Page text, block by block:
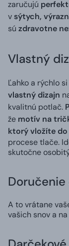
zaručujú
v sýtych,
sú zdravotne
Vlastný
Ľahko a rýchlo
vlastný dizajn
kvalitnú potlač.
že motív na
ktorý vložíte
procese tlače.
skutočne
Doručenie
A to vrátane
vašich snov a